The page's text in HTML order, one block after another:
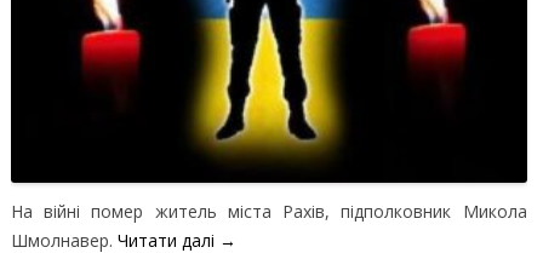
На війні помер житель міста Рахів, підполковник Микола
Шмолнавер. Читати далі →